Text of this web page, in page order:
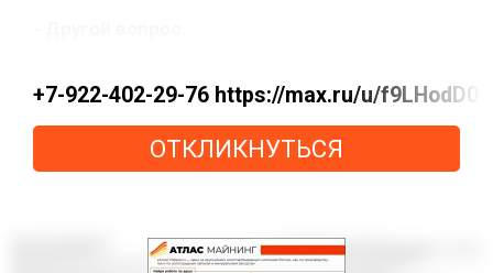
+7-922-402-29-76 https://max.ru/u/
ОТКЛИКНУТЬСЯ